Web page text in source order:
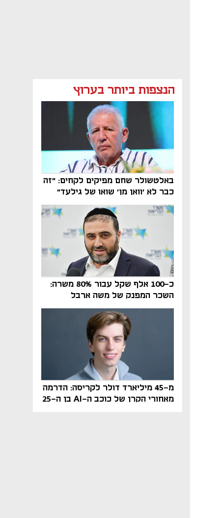
הנצפות ביותר בערוץ
באלטשולר שחם מפיקים לקחים: "זה
כבר לא 'וואן מן' שואו של גילעד"
כ-100 אלף שקל עבור 80% משרה:
השכר המפנק של משה ארבל
במהדרין נחשף
מ-45 מיליארד דולר לקריסה: הדרמה
מאחורי הקרן של כוכב ה-AI בן ה-25